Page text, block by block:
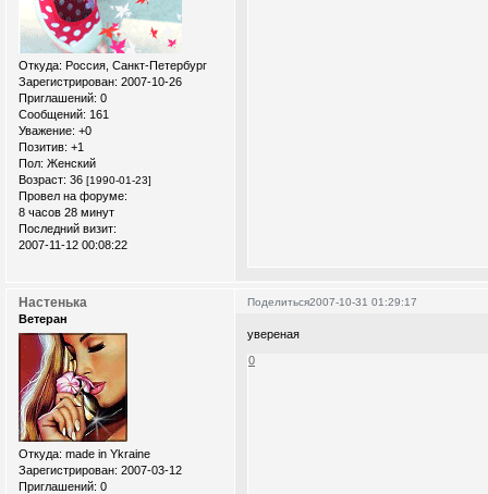
Откуда: Россия, Санкт-Петербург
Зарегистрирован: 2007-10-26
Приглашений: 0
Сообщений: 161
Уважение: +0
Позитив: +1
Пол: Женский
Возраст: 36 [1990-01-23]
Провел на форуме:
8 часов 28 минут
Последний визит:
2007-11-12 00:08:22
Поделиться2007-10-31 01:29:17
Настенька
Ветеран
Откуда: made in Ykraine
Зарегистрирован: 2007-03-12
Приглашений: 0
увереная
0